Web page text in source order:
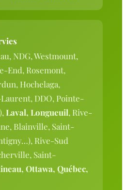
NDG, Westmount,
End, Rosemont,
Hochelaga,
DDO, Pointe-
Laval, Longueuil, Rive-
Blainville, Saint-
Rive-Sud
Saint-
Ottawa, Québec,